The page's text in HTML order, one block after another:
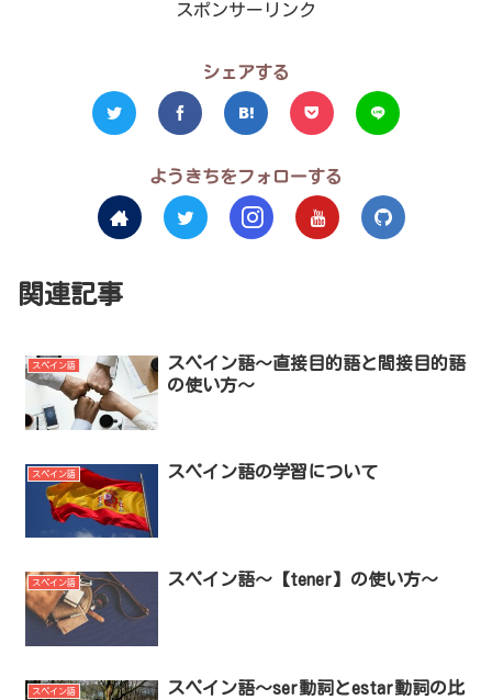
スポンサーリンク
シェアする
ようきちをフォローする
関連記事
スペイン語
スペイン語～直接目的語と間接目的語
の使い方～
スペイン語 スペイン語の学習について
スペイン語 スペイン語～【tener】の使い方～
スペイン語
スペイン語〜ser動詞とestar動詞の比